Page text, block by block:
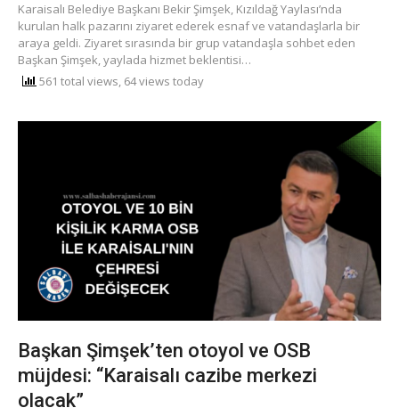
Karaisalı Belediye Başkanı Bekir Şimşek, Kızıldağ Yaylası’nda
kurulan halk pazarını ziyaret ederek esnaf ve vatandaşlarla bir
araya geldi. Ziyaret sırasında bir grup vatandaşla sohbet eden
Başkan Şimşek, yaylada hizmet beklentisi…
561 total views, 64 views today
Başkan Şimşek’ten otoyol ve OSB
müjdesi: “Karaisalı cazibe merkezi
olacak”